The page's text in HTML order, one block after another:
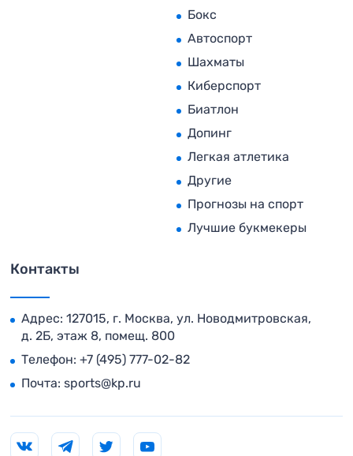
Бокс
Автоспорт
Шахматы
Киберспорт
Биатлон
Допинг
Легкая атлетика
Другие
Прогнозы на спорт
Лучшие букмекеры
Контакты
Адрес: 127015, г. Москва, ул. Новодмитровская,
д. 2Б, этаж 8, помещ. 800
Телефон: +7 (495) 777-02-82
Почта: sports@kp.ru